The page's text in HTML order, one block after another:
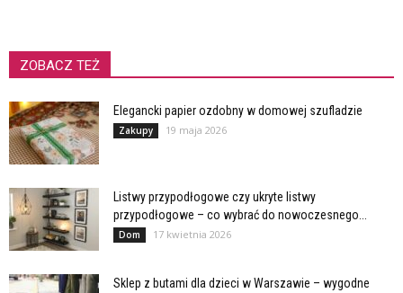
ZOBACZ TEŻ
Elegancki papier ozdobny w domowej szufladzie
Zakupy 19 maja 2026
Listwy przypodłogowe czy ukryte listwy
przypodłogowe – co wybrać do nowoczesnego...
Dom 17 kwietnia 2026
Sklep z butami dla dzieci w Warszawie – wygodne